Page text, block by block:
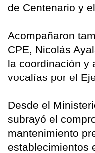
de Centenario y
Acompañaron
CPE, Nicolás
la coordinación y
vocalías por el
Desde el
subrayó el
mantenimiento
establecimientos